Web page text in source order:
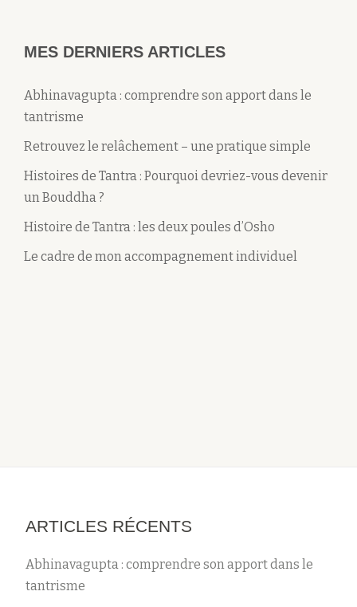
MES DERNIERS ARTICLES
Abhinavagupta : comprendre son apport dans le
tantrisme
Retrouvez le relâchement – une pratique simple
Histoires de Tantra : Pourquoi devriez-vous devenir
un Bouddha ?
Histoire de Tantra : les deux poules d’Osho
Le cadre de mon accompagnement individuel
ARTICLES RÉCENTS
Abhinavagupta : comprendre son apport dans le
tantrisme